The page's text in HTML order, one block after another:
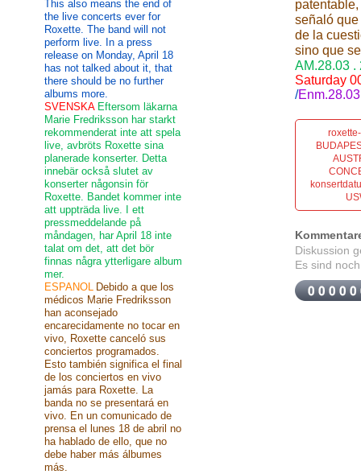
señaló
de la
sino que
AM.28.03 .
Saturday
/
Diskussion
Es sind
This also means the end of
the live concerts ever for
Roxette. The band will not
perform live. In a press
release on Monday, April 18
has not talked about it, that
there should be no further
albums more.
SVENSKA Eftersom läkarna
Marie Fredriksson har starkt
rekommenderat inte att spela
live, avbröts Roxette sina
planerade konserter. Detta
innebär också slutet av
konserter någonsin för
Roxette. Bandet kommer inte
att uppträda live. I ett
pressmeddelande på
måndagen, har April 18 inte
talat om det, att det bör
finnas några ytterligare album
mer.
ESPANOL Debido a que los
médicos Marie Fredriksson
han aconsejado
encarecidamente no tocar en
vivo, Roxette canceló sus
conciertos programados.
Esto también significa el final
de los conciertos en vivo
jamás para Roxette. La
banda no se presentará en
vivo. En un comunicado de
prensa el lunes 18 de abril no
ha hablado de ello, que no
debe haber más álbumes
más.